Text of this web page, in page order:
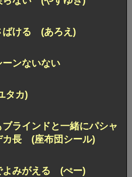
ばける (あろえ)
ンないない
タカ)
ラインドと一緒にパシャ
カ長 (座布団シール)
よみがえる (ぺー)